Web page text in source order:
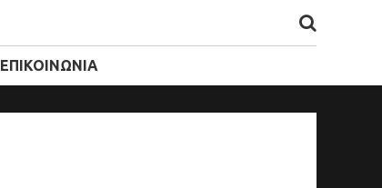
ΕΠΙΚΟΙΝΩΝΙΑ